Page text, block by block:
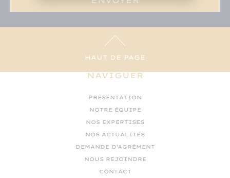
HAUT DE PAGE
NAVIGUER
PRÉSENTATION
NOTRE ÉQUIPE
NOS EXPERTISES
NOS ACTUALITÉS
DEMANDE D’AGRÉMENT
NOUS REJOINDRE
CONTACT